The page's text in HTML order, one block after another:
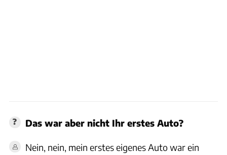
Das war aber nicht Ihr erstes Auto?
Nein, nein, mein erstes eigenes Auto war ein